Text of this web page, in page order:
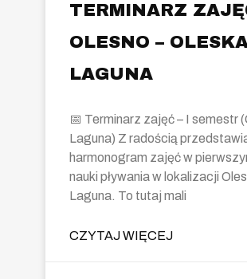
TERMINARZ
OLESNO –
LAGUNA
📅 Terminarz zajęć – I semestr
Laguna) Z radością
harmonogram zajęć w
nauki pływania w lokalizacji
Laguna. To tutaj mali
CZYTAJ WIĘCEJ